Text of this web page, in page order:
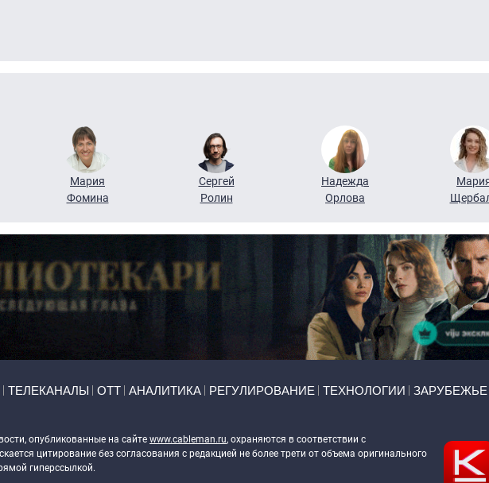
Мария
Фомина
Сергей
Ролин
Надежда
Орлова
ТЕЛЕКАНАЛЫ ОТТ АНАЛИТИКА РЕГУЛИРОВАНИЕ ТЕХНОЛОГИИ ЗАРУБЕЖЬЕ
опубликованные на сайте www.cableman.ru, охраняются в соответствии с
цитирование без согласования с редакцией не более трети от объема оригинального
гиперссылкой.